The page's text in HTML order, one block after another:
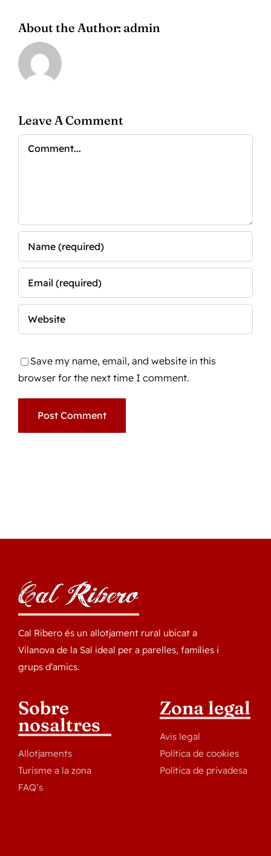
About the Author: admin
Leave A Comment
Comment
Save my name, email, and website in this
browser for the next time I comment.
Cal Ribero és un allotjament rural ubicat a
Vilanova de la Sal ideal per a parelles, famílies i
grups d’amics.
Sobre
nosaltres
Allotjaments
Turisme a la zona
FAQ’s
Zona legal
Avis legal
Política de cookies
Política de privadesa